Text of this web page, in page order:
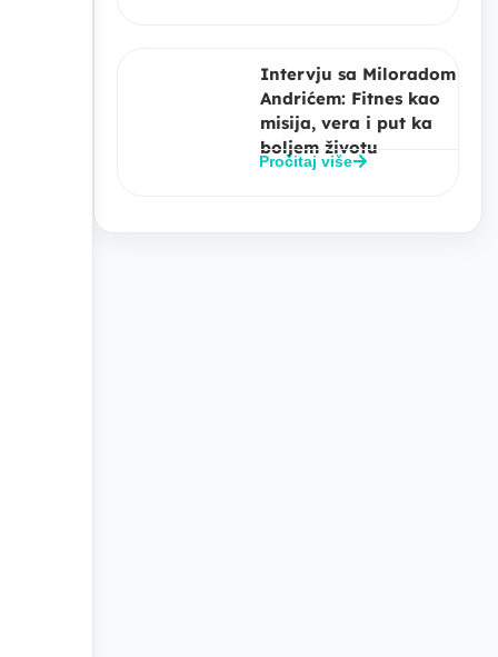
Intervju sa Miloradom
Andrićem: Fitnes kao
misija, vera i put ka
boljem životu
Pročitaj više